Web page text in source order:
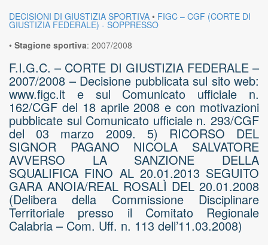
DECISIONI DI GIUSTIZIA SPORTIVA • FIGC – CGF (CORTE DI
GIUSTIZIA FEDERALE) - SOPPRESSO
• Stagione sportiva: 2007/2008
F.I.G.C. – CORTE DI GIUSTIZIA FEDERALE –
2007/2008 – Decisione pubblicata sul sito web:
www.figc.it e sul Comunicato ufficiale n.
162/CGF del 18 aprile 2008 e con motivazioni
pubblicate sul Comunicato ufficiale n. 293/CGF
del 03 marzo 2009. 5) RICORSO DEL
SIGNOR PAGANO NICOLA SALVATORE
AVVERSO LA SANZIONE DELLA
SQUALIFICA FINO AL 20.01.2013 SEGUITO
GARA ANOIA/REAL ROSALÌ DEL 20.01.2008
(Delibera della Commissione Disciplinare
Territoriale presso il Comitato Regionale
Calabria – Com. Uff. n. 113 dell’11.03.2008)